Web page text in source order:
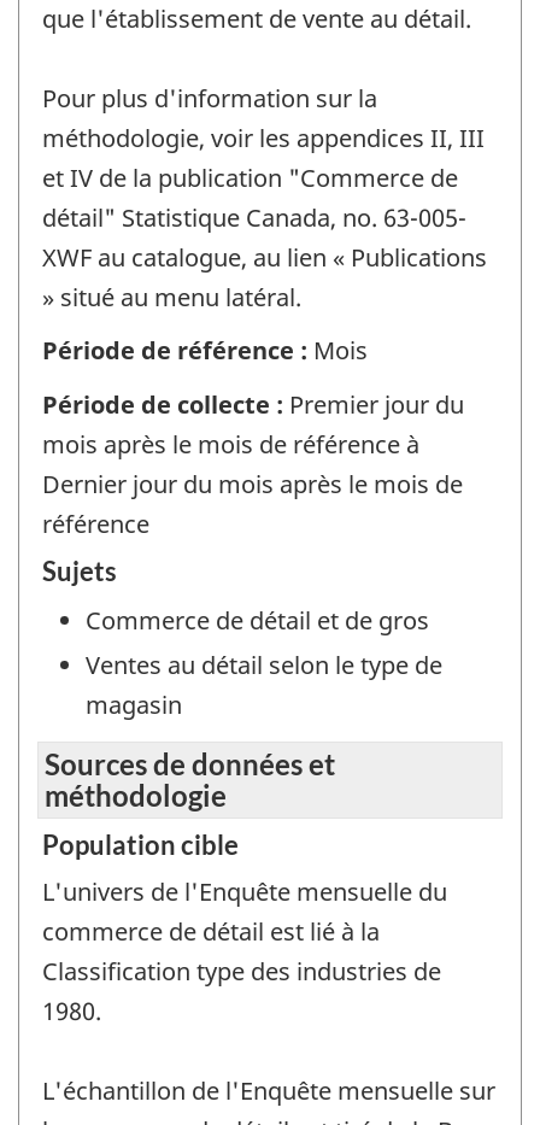
que l'établissement de vente au détail.
Pour plus d'information sur la
méthodologie, voir les appendices II, III
et IV de la publication "Commerce de
détail" Statistique Canada, no. 63-005-
XWF au catalogue, au lien « Publications
» situé au menu latéral.
Période de référence : Mois
Période de collecte : Premier jour du
mois après le mois de référence à
Dernier jour du mois après le mois de
référence
Sujets
Commerce de détail et de gros
Ventes au détail selon le type de
magasin
Sources de données et
méthodologie
Population cible
L'univers de l'Enquête mensuelle du
commerce de détail est lié à la
Classification type des industries de
1980.
L'échantillon de l'Enquête mensuelle sur